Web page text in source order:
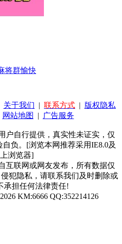
将群愉快
关于我们 | 联系方式 | 版权隐私
网站地图 | 广告服务
户自行提供，真实性未证实，仅
负。[浏览本网推荐采用IE8.0及
浏览器]
互联网或网友发布，所有数据仅
犯隐私，请联系我们及时删除或
承担任何法律责任!
KM:6666 QQ:352214126